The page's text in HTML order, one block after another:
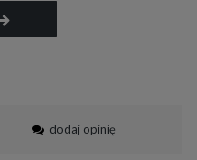
dodaj opinię